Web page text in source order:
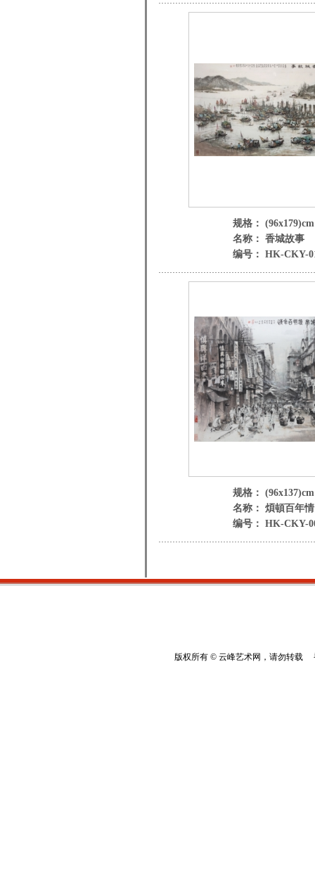
规格： (96x179)cm
名称： 香城故事
编号： HK-CKY-
规格： (96x137)cm
名称： 煩頓百年
编号： HK-CKY-
版权所有 © 云峰艺术网，请勿转载